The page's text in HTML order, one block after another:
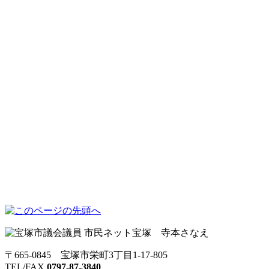
〒665-0845 宝塚市栄町3丁目1-17-805
TEL/FAX 0797-87-3840